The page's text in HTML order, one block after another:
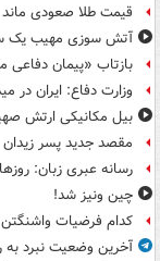
قیمت طلا صعودی ماند
آتش سوزی مهیب یک ساختمان ۱۲
بازتاب «پیمان دفاعی
وزارت دفاع: ایران در
بیل مکانیکی ارتش
مقصد جدید پسر زیدان
رسانه عبری زبان:
چین ونیز شد!
کدام فرضیات واشنگتن
آخرین وضعیت نبرد